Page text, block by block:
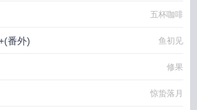
五杯咖啡
番外) 鱼初见
修果
惊蛰落月